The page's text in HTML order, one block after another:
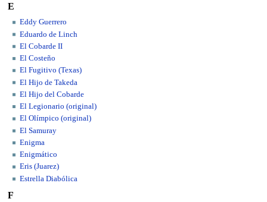
E
Eddy Guerrero
Eduardo de Linch
El Cobarde II
El Costeño
El Fugitivo (Texas)
El Hijo de Takeda
El Hijo del Cobarde
El Legionario (original)
El Olímpico (original)
El Samuray
Enigma
Enigmático
Eris (Juarez)
Estrella Diabólica
F